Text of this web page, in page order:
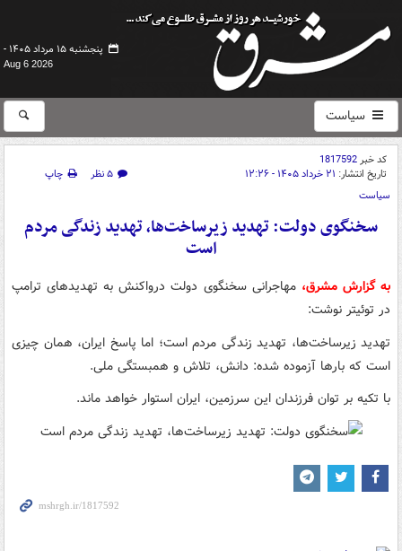
پنجشنبه ۱۵ مرداد ۱۴۰۵ -
Aug 6 2026
سیاست
کد خبر1817592
تاریخ انتشار: ۲۱ خرداد ۱۴۰۵ - ۱۲:۲۶ ۵ نظر
چاپ
سیاست
سخنگوی دولت: تهدید زیرساخت‌ها، تهدید زندگی مردم
است
به گزارش مشرق،مهاجرانی سخنگوی دولت درواکنش به تهدیدهای ترامپ
در توئیتر نوشت:
تهدید زیرساخت‌ها، تهدید زندگی مردم است؛ اما پاسخ ایران، همان چیزی
است که بارها آزموده شده: دانش، تلاش و همبستگی ملی.
با تکیه بر توان فرزندان این سرزمین، ایران استوار خواهد ماند.